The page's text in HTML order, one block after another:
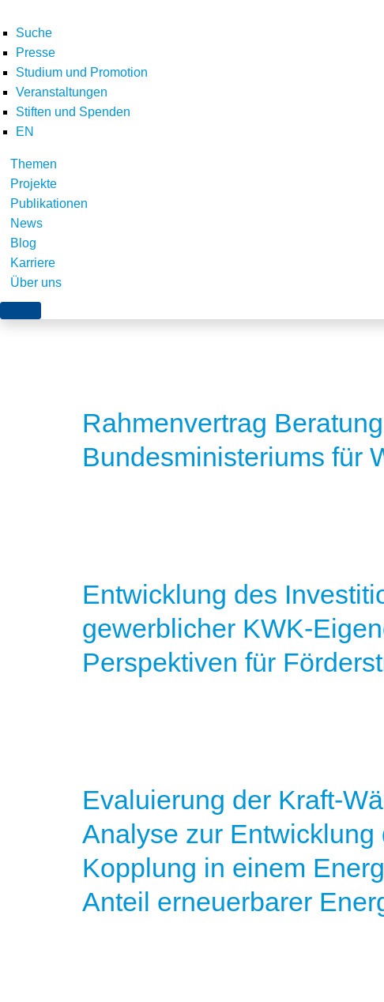
Suche
Presse
Studium und Promotion
Veranstaltungen
Stiften und Spenden
EN
Themen
Projekte
Publikationen
News
Blog
Karriere
Über uns
die Infrastrukturen im
Rahmenvertrag
Bundesministeriums für
Entwicklung des
gewerblicher KWK-
Perspektiven für
Evaluierung der Kraft-
Analyse zur Entwicklung
Kopplung in einem
Anteil erneuerbarer